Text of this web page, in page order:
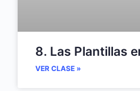
8. Las Plantillas
VER CLASE »